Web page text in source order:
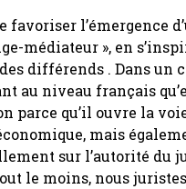
favoriser l’émergence
médiateur », en
différends . Dans un
au niveau français
parce qu’il ouvre la
mais
sur l’autorité du
le moins, nous